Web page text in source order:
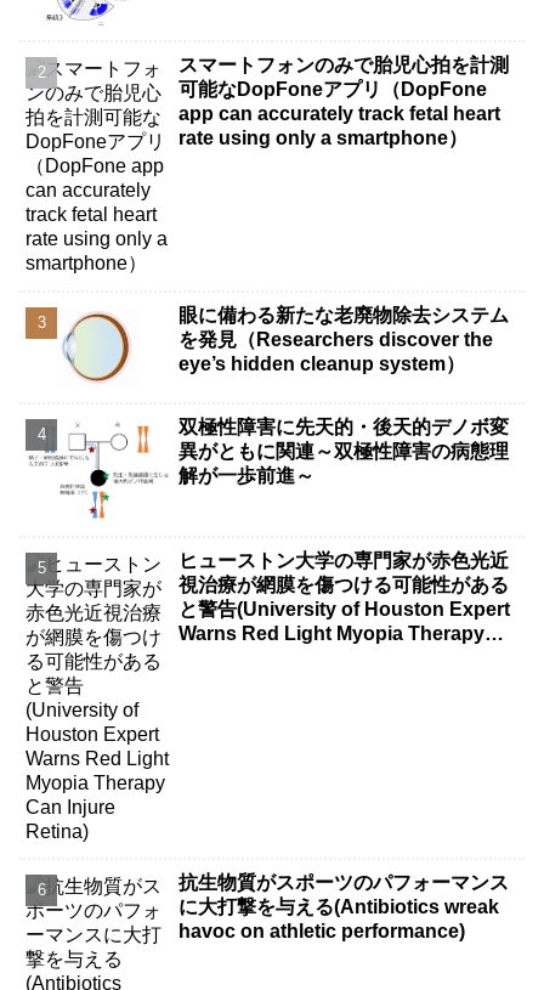
スマートフォンのみで胎児心拍を計測
可能なDopFoneアプリ（DopFone
app can accurately track fetal heart
rate using only a smartphone）
眼に備わる新たな老廃物除去システム
を発見（Researchers discover the
eye’s hidden cleanup system）
双極性障害に先天的・後天的デノボ変
異がともに関連～双極性障害の病態理
解が一歩前進～
ヒューストン大学の専門家が赤色光近
視治療が網膜を傷つける可能性がある
と警告(University of Houston Expert
Warns Red Light Myopia Therapy
抗生物質がスポーツのパフォーマンス
に大打撃を与える(Antibiotics wreak
havoc on athletic performance)